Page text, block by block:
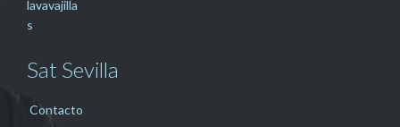
Sat Sevilla
Contacto